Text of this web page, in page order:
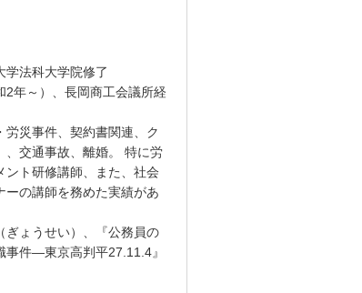
学法科大学院修了
年～）、長岡商工会議所経
災事件、契約書関連、ク
、交通事故、離婚。 特に労
ト研修講師、また、社会
の講師を務めた実績があ
ぎょうせい）、『公務員の
事件―東京高判平27.11.4』